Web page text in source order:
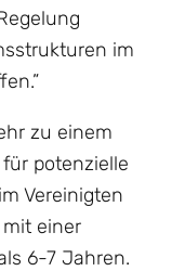
im
zu einem
potenzielle
Vereinigten
mit einer
6-7 Jahren.